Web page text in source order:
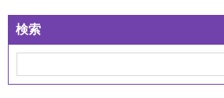
検索